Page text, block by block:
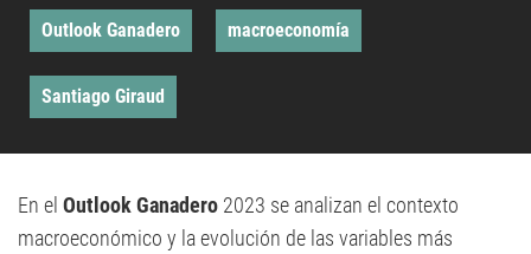
Outlook Ganadero macroeconomía
Santiago Giraud
En el Outlook Ganadero 2023 se analizan el contexto
macroeconómico y la evolución de las variables más